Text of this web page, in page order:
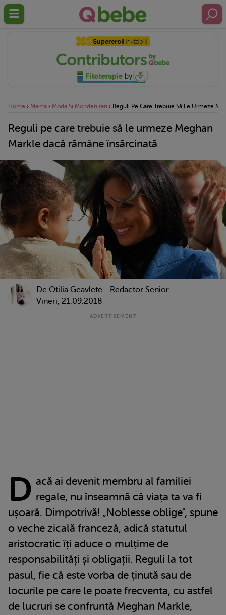
Home › Mama › Moda Si Mondenitati › Reguli Pe Care Trebuie Să Le Urmeze
Reguli pe care trebuie să le urmeze Meghan
Markle dacă rămâne însărcinată
De Otilia Geavlete - Redactor Senior
Vineri, 21.09.2018
D acă ai devenit membru al familiei
regale, nu înseamnă că viața ta va fi
ușoară. Dimpotrivă! „Noblesse oblige", spune
o veche zicală franceză, adică statutul
aristocratic îți aduce o mulțime de
responsabilități și obligații. Reguli la tot
pasul, fie că este vorba de ținută sau de
locurile pe care le poate frecventa, cu astfel
de lucruri se confruntă Meghan Markle,